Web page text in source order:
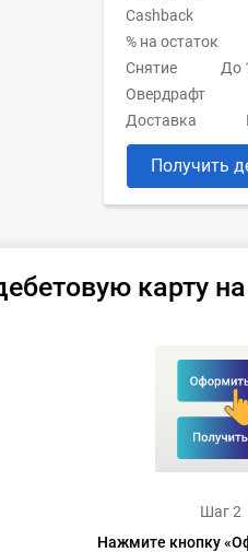
Cashback
% на остаток
Снятие
До
Овердрафт
Доставка
Получить
карту
Шаг 2
Нажмите кнопку